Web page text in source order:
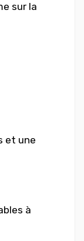
sur la
et une
à